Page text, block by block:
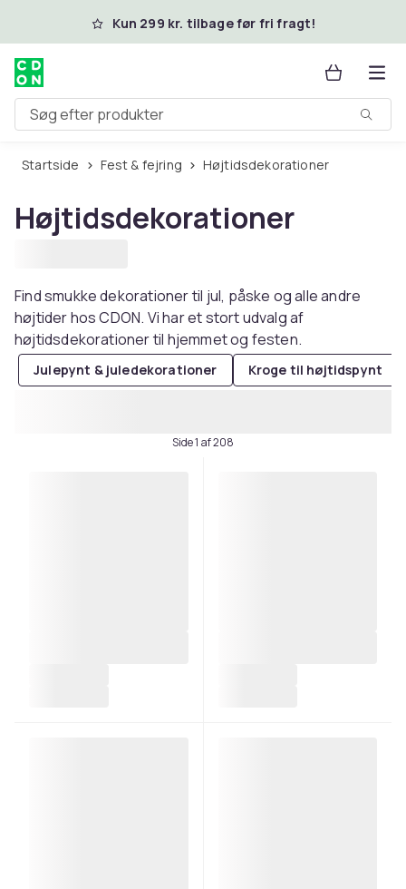
Spring til hovedindhold
Kun 299 kr. tilbage før fri fragt!
Søg efter produkter
Startside Fest & fejring Højtidsdekorationer
Højtidsdekorationer
Find smukke dekorationer til jul, påske og alle andre
højtider hos CDON. Vi har et stort udvalg af
højtidsdekorationer til hjemmet og festen.
Julepynt & juledekorationer Kroge til højtidspynt
Side 1 af 208